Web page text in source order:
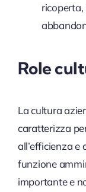
ricoperta,
Role
La cultura
caratterizza
all’efficienza e
funzione
importante e